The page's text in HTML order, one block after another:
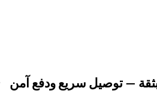
— توصيل سريع ودفع آمن